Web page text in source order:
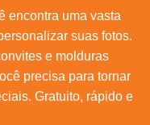
encontra uma vasta
suas fotos.
e molduras
precisa para tornar
Gratuito, rápido e